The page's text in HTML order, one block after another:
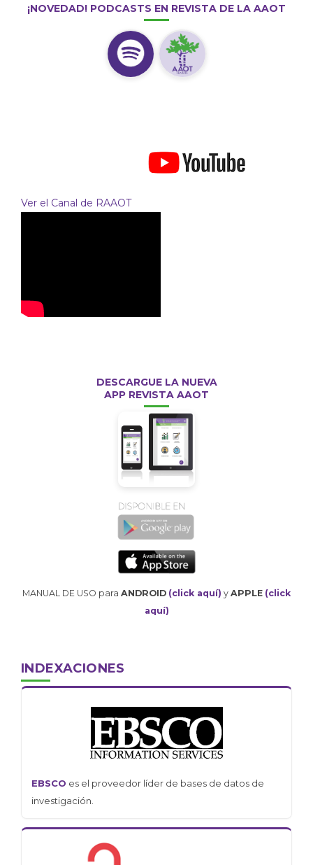
¡NOVEDAD! PODCASTS EN REVISTA DE LA AAOT
Ver el Canal de RAAOT
DESCARGUE LA NUEVA
APP REVISTA AAOT
MANUAL DE USO para ANDROID (click aquí) y APPLE (click
aquí)
INDEXACIONES
EBSCO es el proveedor líder de bases de datos de
investigación.